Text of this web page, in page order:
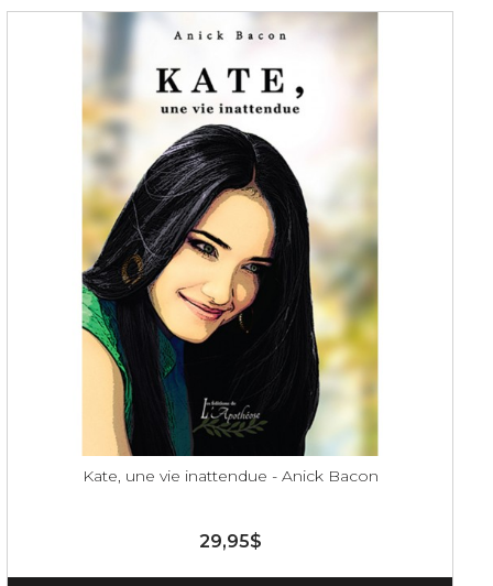
Kate, une vie inattendue - Anick Bacon
29,95$